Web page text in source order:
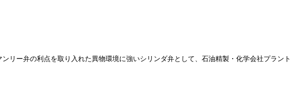
ンリー弁の利点を取り入れた異物環境に強いシリンダ弁として、石油精製・化学会社プラ